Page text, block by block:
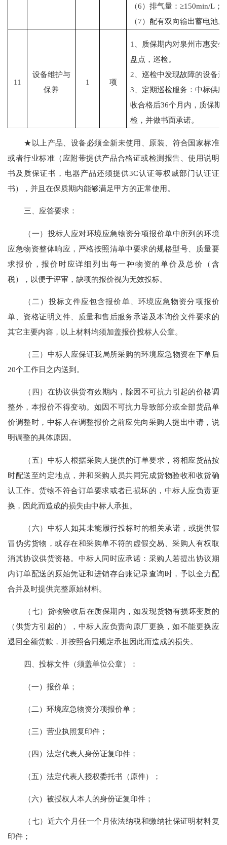
（6）排气量：≥150min/L；
（7）配有双向输出蓄电池。
11
设备维护与
保养
1 项
1、质保期内对泉州市惠安
盘点，巡检。
2、巡检中发现故障的设备
3、定期巡检服务：中标供
收合格后36个月内，质保期
检，并做书面承诺。
★ 以上产品、设备必须全新未使用、原装、符合国家标准
或者行业标准（应附带提供产品合格证或检测报告、使用说明
书及质保证书，电器产品还须提供3C认证等权威部门认证证
书），并且在保质期内能够满足甲方的正常使用。
三、应答要求：
（一）投标人应对环境应急物资分项报价单中所列的环境
应急物资整体响应，严格按照清单中要求的规格型号、质量要
求报价，报价时应详细列出每一种物资的单价及总价（含
税），以便于评审，缺项的报价视为无效投标。
（二）投标文件应包含报价单、 环境应急物资分项报价
单、资格证明文件、质量和售后服务承诺及本询价文件要求的
其它主要内容，以上材料均须加盖报价投标人公章。
（三）中标人应保证我局所采购的环境应急物资在下单后
20个工作日之内送到。
（四）在协议供货有效期内，除因不可抗力引起的价格调
整外，本报价不得变动。如因不可抗力导致部分或全部货品单
价调整时，中标人在调整报价之前应先向采购人提出申请，说
明调整的具体原因。
（五）中标人根据采购人提供的订单要求，将相应货品按
时配送至约定地点，并和采购人员共同完成货物验收和收货确
认工作。货物不符合订单要求或者已损坏的，中标人应负责更
换，因此而造成的损失由中标人承担。
（ 六）中标人如其未能履行投标时的相关承诺，或提供假
冒伪劣货物，或存在和采购单不符的虚假交易、采购人有权取
消其协议供货资格。中标人同时应承诺：采购人若提出协议期
内订单配送的原始凭证和进销存台账记录查询时，予以全力配
合并及时提供完整原始材料。
（七）货物验收后在质保期内，如发现货物有损坏变质的
（供货方引起的），中标人应负责向原厂更换，如不能更换应
退回全额货款，并按照合同规定承担因此而造成的损失。
四、投标文件（须盖单位公章）：
（一）报价单；
（二）环境应急物资分项报价单；
（三）营业执照复印件；
（四）法定代表人身份证复印件；
（五）法定代表人授权委托书（原件）；
（六）被授权人本人的身份证复印件；
（七）近六个月任一个月依法纳税和缴纳社保证明材料复
印件；